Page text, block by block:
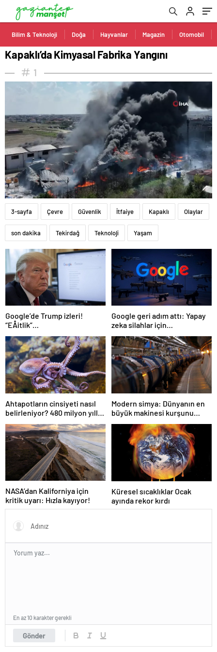
Bilim & Teknoloji Doğa Hayvanlar Magazin Otomobil
Kapaklı’da Kimyasal Fabrika Yangını
1
3-sayfa Çevre Güvenlik İtfaiye Kapaklı Olaylar
son dakika Tekirdağ Teknoloji Yaşam
Google’de Trump izleri!
“EÅitlik”
ilkesiÂ rafaÂ kaldÄ±rÄ±lÄ±yor,
iÅe alÄ±m sÃ¼reci deÄiÅiyor
Google geri adım attı: Yapay
zeka silahlar için
kullanılabilecek
Ahtapotların cinsiyeti nasıl
belirleniyor? 480 milyon yıllık
Modern simya: Dünyanın en
büyük makinesi kurşunu
altına dönüştürdü
NASA’dan Kaliforniya için
kritik uyarı: Hızla kayıyor!
Küresel sıcaklıklar Ocak
ayında rekor kırdı
Gönder
En az 10 karakter gerekli